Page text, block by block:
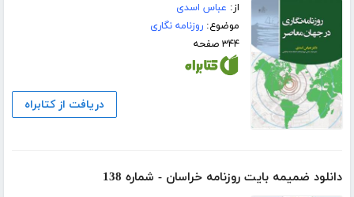
از: عباس اسدی
موضوع:روزنامه نگاری
۳۴۴ صفحه
دریافت از کتابراه
دانلود ضمیمه بایت روزنامه خراسان - شماره 138